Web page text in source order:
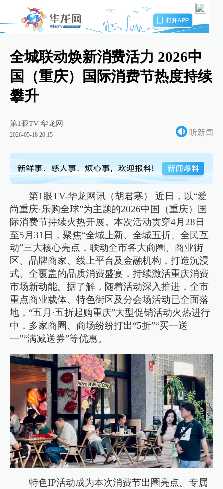
全城联动焕新消费活力 2026中
国（重庆）国际消费节热度持续
攀升
第1眼TV-华龙网
2026-05-18 20:15 听新闻
第1眼TV-华龙网讯（胡君寒） 近日，以“爱
尚重庆·乐购全球”为主题的2026中国（重庆）国
际消费节持续火热开展。本次活动贯穿4月28日
至5月31日，聚焦“全域上新、全城五折、全民互
动”三大核心亮点，联动全市各大商圈、商业街
区、品牌商家、线上平台及金融机构，打造沉浸
式、全覆盖的品质消费盛宴，持续激活重庆消费
市场新动能。据了解，随着活动深入推进，全市
重点商业载体、特色街区及分会场活动已全面落
地，“五月·五折起购重庆”大型促销活动火热进行
中，多家商圈、商场纷纷打出“5折”“买一送
一”“满减送券”等优惠。
特色IP活动成为本次消费节出圈亮点。专属